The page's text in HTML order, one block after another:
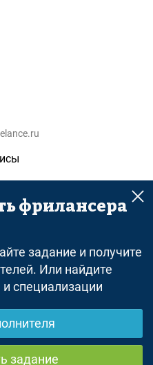
о ЗоЗПП
фрилансера
задание и получите
Или найдите
специализации
задание